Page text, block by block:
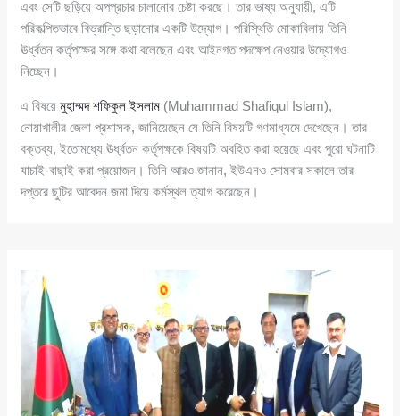
এবং সেটি ছড়িয়ে অপপ্রচার চালানোর চেষ্টা করছে। তার ভাষ্য অনুযায়ী, এটি
পরিকল্পিতভাবে বিভ্রান্তি ছড়ানোর একটি উদ্যোগ। পরিস্থিতি মোকাবিলায় তিনি
ঊর্ধ্বতন কর্তৃপক্ষের সঙ্গে কথা বলেছেন এবং আইনগত পদক্ষেপ নেওয়ার উদ্যোগও
নিচ্ছেন।
এ বিষয়েমুহাম্মদ শফিকুল ইসলাম (Muhammad Shafiqul Islam),
নোয়াখালীর জেলা প্রশাসক, জানিয়েছেন যে তিনি বিষয়টি গণমাধ্যমে দেখেছেন। তার
বক্তব্য, ইতোমধ্যে ঊর্ধ্বতন কর্তৃপক্ষকে বিষয়টি অবহিত করা হয়েছে এবং পুরো ঘটনাটি
যাচাই-বাছাই করা প্রয়োজন। তিনি আরও জানান, ইউএনও সোমবার সকালে তার
দপ্তরে ছুটির আবেদন জমা দিয়ে কর্মস্থল ত্যাগ করেছেন।